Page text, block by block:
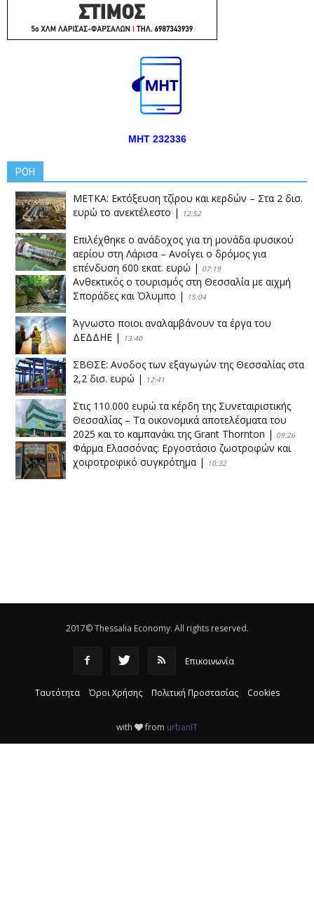
ΜΗΤ 232336
ΡΟΗ
ΜΕΤΚΑ: Εκτόξευση τζίρου και κερδών – Στα 2 δισ.
ευρώ το ανεκτέλεστο | 12:52
Επιλέχθηκε ο ανάδοχος για τη μονάδα φυσικού
αερίου στη Λάρισα – Ανοίγει ο δρόμος για
επένδυση 600 εκατ. ευρώ | 07:19
Ανθεκτικός ο τουρισμός στη Θεσσαλία με αιχμή
Σποράδες και Όλυμπο | 15:04
Άγνωστο ποιοι αναλαμβάνουν τα έργα του
ΔΕΔΔΗΕ | 13:40
ΣΒΘΣΕ: Aνοδος των εξαγωγών της Θεσσαλίας στα
2,2 δισ. ευρώ | 12:41
Στις 110.000 ευρώ τα κέρδη της Συνεταιριστικής
Θεσσαλίας – Τα οικονομικά αποτελέσματα του
2025 και το καμπανάκι της Grant Thornton | 09:26
Φάρμα Ελασσόνας: Εργοστάσιο ζωοτροφών και
χοιροτροφικό συγκρότημα | 10:32
2017© Thessalia Economy. All rights reserved.
Επικοινωνία
Ταυτότητα Όροι Χρήσης Πολιτική Προστασίας Cookies
with from urbanIT